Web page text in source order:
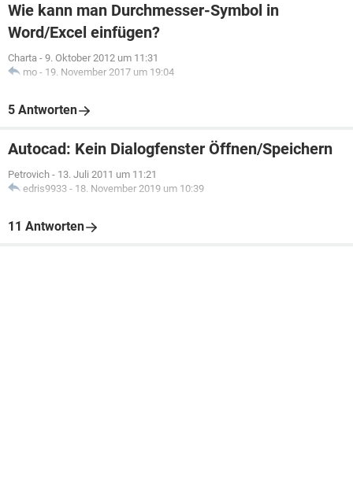
Wie kann man Durchmesser-Symbol in
Word/Excel einfügen?
Charta - 9. Oktober 2012 um 11:31
mo - 19. November 2017 um 19:04
5 Antworten
Autocad: Kein Dialogfenster Öffnen/Speichern
Petrovich - 13. Juli 2011 um 11:21
edris9933 - 18. November 2019 um 10:39
11 Antworten